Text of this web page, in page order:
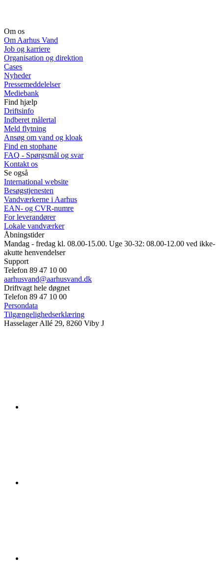
Om os
Om Aarhus Vand
Job og karriere
Organisation og direktion
Cases
Nyheder
Pressemeddelelser
Mediebank
Find hjælp
Driftsinfo
Indberet målertal
Meld flytning
Ansøg om vand og kloak
Find en stophane
FAQ - Spørgsmål og svar
Kontakt os
Se også
International website
Besøgstjenesten
Vandværkerne i Aarhus
EAN- og CVR-numre
For leverandører
Lokale vandværker
Åbningstider
Mandag - fredag kl. 08.00-15.00. Uge 30-32: 08.00-12.00 ved ikke-
akutte henvendelser
Support
Telefon 89 47 10 00
aarhusvand@aarhusvand.dk
Driftvagt hele døgnet
Telefon 89 47 10 00
Persondata
Tilgængelighedserklæring
Hasselager Allé 29, 8260 Viby J